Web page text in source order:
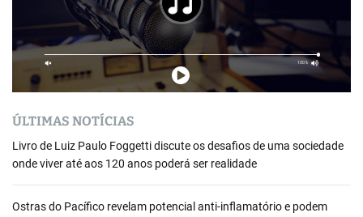
ÚLTIMAS NOTÍCIAS
Livro de Luiz Paulo Foggetti discute os desafios de uma sociedade
onde viver até aos 120 anos poderá ser realidade
Ostras do Pacífico revelam potencial anti-inflamatório e podem